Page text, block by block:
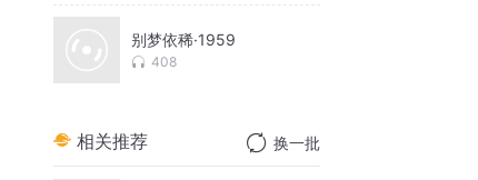
别梦依稀·1959
408
相关推荐 换一批